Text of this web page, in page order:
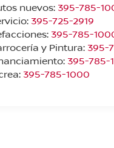
nuevos: 395-785-
395-725-2919
395-785-
y Pintura: 395-
395-785-
395-785-1000